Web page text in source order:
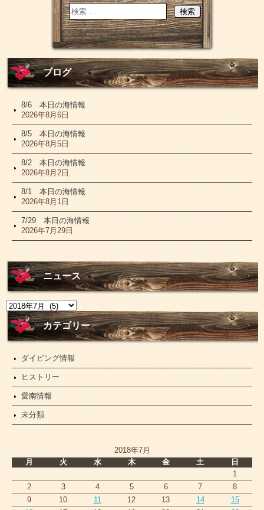
ブログ
8/6 本日の海情報
2026年8月6日
8/5 本日の海情報
2026年8月5日
8/2 本日の海情報
2026年8月2日
8/1 本日の海情報
2026年8月1日
7/29 本日の海情報
2026年7月29日
ニュース
ニ
ュ
ー
カテゴリー
ダイビング情報
ヒストリー
愛南情報
未分類
2018年7月
月
火 水 木 金 土
日
1
2
3 4 5 6 7
8
9
10 11 12 13 14
15